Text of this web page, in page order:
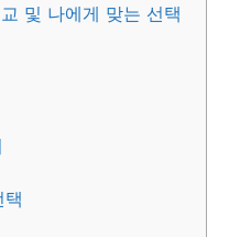
및 나에게 맞는 선택